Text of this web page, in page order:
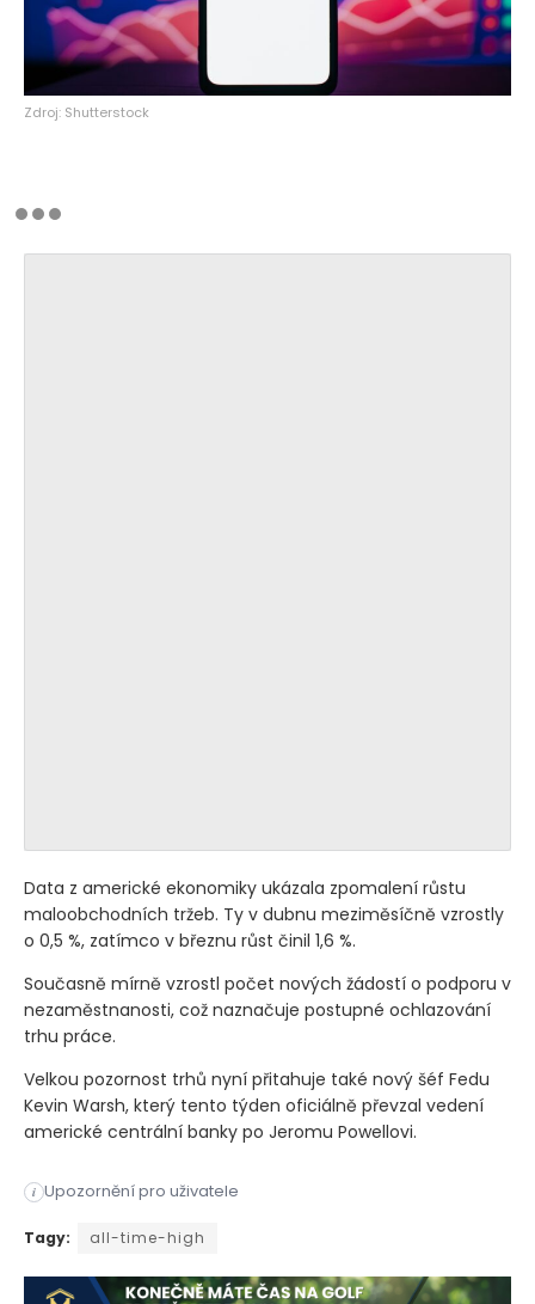
Zdroj: Shutterstock
Data z americké ekonomiky ukázala zpomalení růstu
maloobchodních tržeb. Ty v dubnu meziměsíčně vzrostly
o 0,5 %, zatímco v březnu růst činil 1,6 %.
Současně mírně vzrostl počet nových žádostí o podporu v
nezaměstnanosti, což naznačuje postupné ochlazování
trhu práce.
Velkou pozornost trhů nyní přitahuje také nový šéf Fedu
Kevin Warsh, který tento týden oficiálně převzal vedení
americké centrální banky po Jeromu Powellovi.
i Upozornění pro uživatele
Americké akcie ve čtvrtek pokračovaly v růstu a hlavní
Tagy: all-time-high